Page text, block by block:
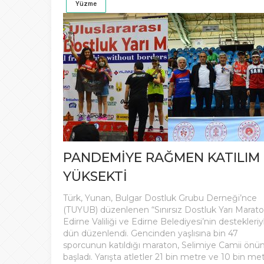
Yüzme
PANDEMİYE RAĞMEN KATILIM
YÜKSEKTİ
Türk, Yunan, Bulgar Dostluk Grubu Derneği’nce
(TUYUB) düzenlenen “Sınırsız Dostluk Yarı
Edirne Valiliği ve Edirne Belediyesi’nin
dün düzenlendi. Gencinden yaşlısına bin 47
sporcunun katıldığı maraton, Selimiye Camii
başladı. Yarışta atletler 21 bin metre ve 10 bin